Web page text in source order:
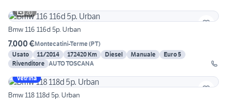
20
Bmw 116 116d 5p. Urban
7.000 €Montecatini-Terme(PT)
Usato
11/2014 172420 Km Diesel Manuale
Euro 5
Rivenditore AUTO TOSCANA
Vetrina
Bmw 118 118d 5p. Urban